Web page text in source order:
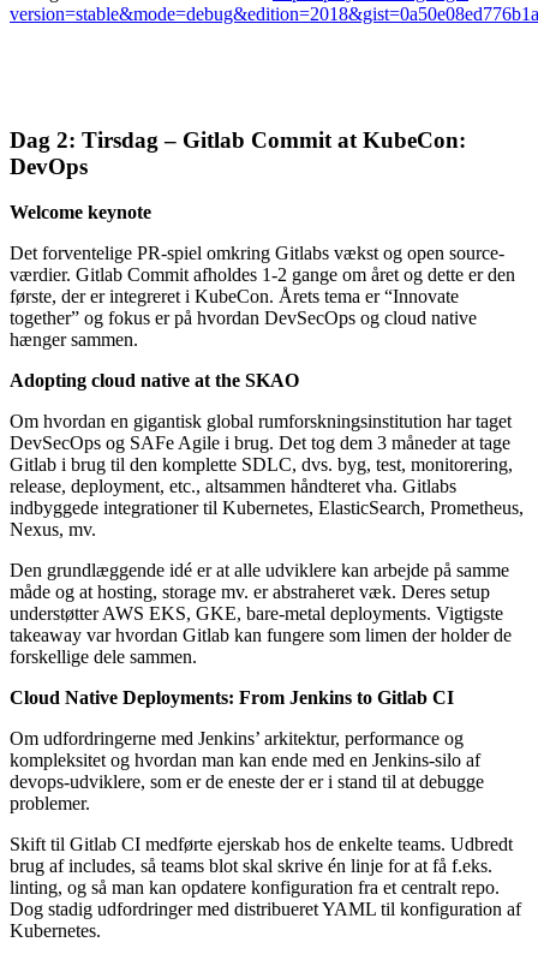
Dag 2: Tirsdag – Gitlab Commit at KubeCon:
DevOps
Welcome keynote
Det forventelige PR-spiel omkring Gitlabs vækst og open source-
værdier. Gitlab Commit afholdes 1-2 gange om året og dette er den
første, der er integreret i KubeCon. Årets tema er “Innovate
together” og fokus er på hvordan DevSecOps og cloud native
hænger sammen.
Adopting cloud native at the SKAO
Om hvordan en gigantisk global rumforskningsinstitution har taget
DevSecOps og SAFe Agile i brug. Det tog dem 3 måneder at tage
Gitlab i brug til den komplette SDLC, dvs. byg, test, monitorering,
release, deployment, etc., altsammen håndteret vha. Gitlabs
indbyggede integrationer til Kubernetes, ElasticSearch, Prometheus,
Nexus, mv.
Den grundlæggende idé er at alle udviklere kan arbejde på samme
måde og at hosting, storage mv. er abstraheret væk. Deres setup
understøtter AWS EKS, GKE, bare-metal deployments. Vigtigste
takeaway var hvordan Gitlab kan fungere som limen der holder de
forskellige dele sammen.
Cloud Native Deployments: From Jenkins to Gitlab CI
Om udfordringerne med Jenkins’ arkitektur, performance og
kompleksitet og hvordan man kan ende med en Jenkins-silo af
devops-udviklere, som er de eneste der er i stand til at debugge
problemer.
Skift til Gitlab CI medførte ejerskab hos de enkelte teams. Udbredt
brug af includes, så teams blot skal skrive én linje for at få f.eks.
linting, og så man kan opdatere konfiguration fra et centralt repo.
Dog stadig udfordringer med distribueret YAML til konfiguration af
Kubernetes.